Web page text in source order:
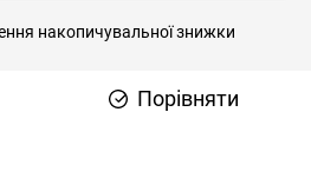
накопичувальної знижки
Порівняти